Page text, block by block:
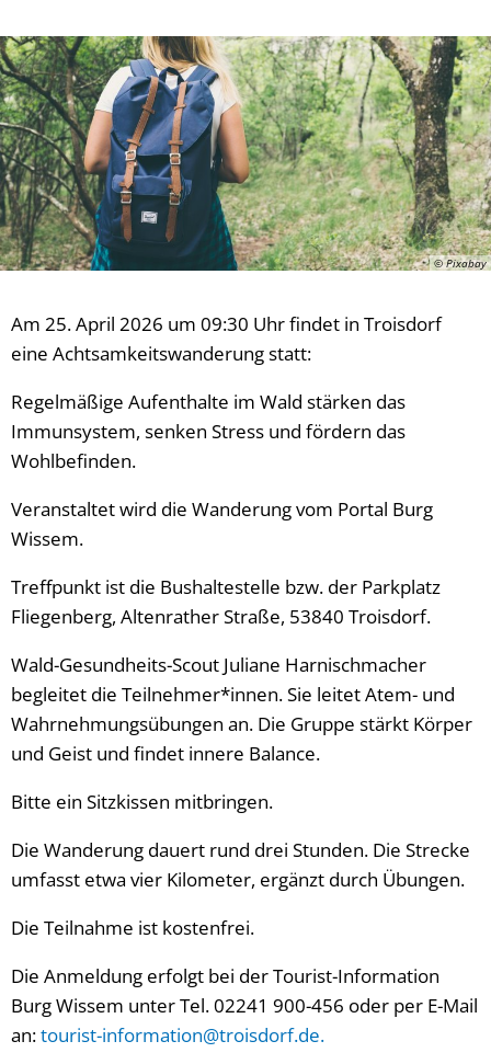
© Pixabay
Am 25. April 2026 um 09:30 Uhr findet in Troisdorf
eine Achtsamkeitswanderung statt:
Regelmäßige Aufenthalte im Wald stärken das
Immunsystem, senken Stress und fördern das
Wohlbefinden.
Veranstaltet wird die Wanderung vom Portal Burg
Wissem.
Treffpunkt ist die Bushaltestelle bzw. der Parkplatz
Fliegenberg, Altenrather Straße, 53840 Troisdorf.
Wald-Gesundheits-Scout Juliane Harnischmacher
begleitet die Teilnehmer*innen. Sie leitet Atem- und
Wahrnehmungsübungen an. Die Gruppe stärkt Körper
und Geist und findet innere Balance.
Bitte ein Sitzkissen mitbringen.
Die Wanderung dauert rund drei Stunden. Die Strecke
umfasst etwa vier Kilometer, ergänzt durch Übungen.
Die Teilnahme ist kostenfrei.
Die Anmeldung erfolgt bei der Tourist-Information
Burg Wissem unter Tel. 02241 900-456 oder per E-Mail
an:tourist-information@troisdorf.de.